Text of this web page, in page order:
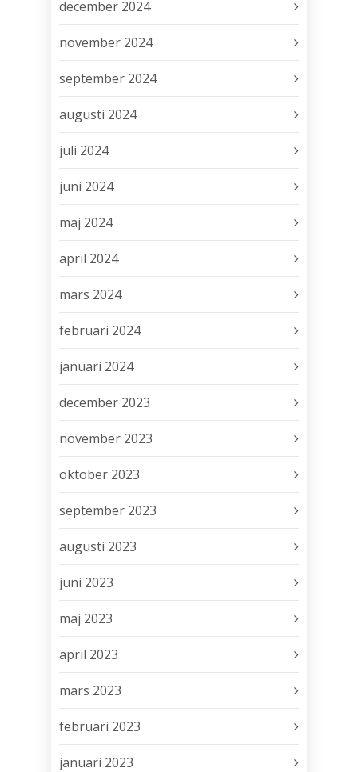
december 2024
november 2024
september 2024
augusti 2024
juli 2024
juni 2024
maj 2024
april 2024
mars 2024
februari 2024
januari 2024
december 2023
november 2023
oktober 2023
september 2023
augusti 2023
juni 2023
maj 2023
april 2023
mars 2023
februari 2023
januari 2023